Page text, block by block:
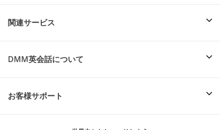
関連サービス
DMM英会話について
お客様サポート